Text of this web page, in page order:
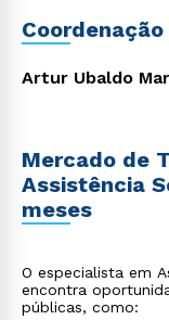
Artur Ubaldo
Mercado de
Assistência
meses
O especialista em
encontra
públicas, como: